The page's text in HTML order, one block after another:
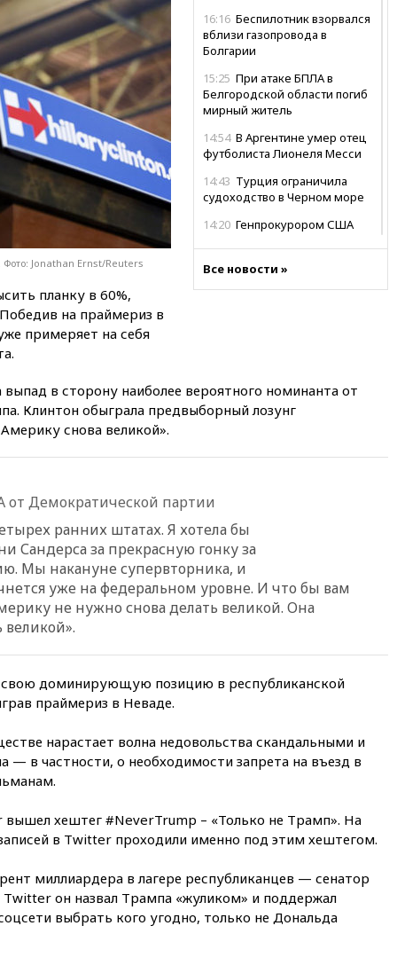
16:16 Беспилотник взорвался
вблизи газопровода в
Болгарии
15:25 При атаке БПЛА в
Белгородской области погиб
мирный житель
14:54 В Аргентине умер отец
футболиста Лионеля Месси
14:43 Турция ограничила
судоходство в Черном море
14:20 Генпрокурором США
13:37 Пляжи Геленджика
НПЗ, вызванное атакой БПЛА,
потушили
Лерчек
катера и лодки под Самарой
погибли два человека
10:27 Движение по трассе
«Новороссия» восстановлено
09:55 Силы ПВО перехватили
за утро 85 БПЛА над
09:25Ильский НПЗ на Кубани
обломков дрона
подлете к Москве
08:42 Силы ПВО сбили почти
08:16Лукашенко призвал
белорусов покупать избы в
07:30
Нигерия стала
крупнейшим поставщиком
авиатоплива в Европу
Все новости »
Jonathan Ernst/Reuters
планку в 60%,
на праймериз в
примеряет на себя
выпад в сторону наиболее вероятного номинанта от
Клинтон обыграла предвыборный лозунг
снова великой».
Демократической партии
ранних штатах. Я хотела бы
Сандерса за прекрасную гонку за
Мы накануне супервторника, и
уже на федеральном уровне. И что бы вам
не нужно снова делать великой. Она
великой».
доминирующую позицию в республиканской
праймериз в Неваде.
нарастает волна недовольства скандальными и
— в частности, о необходимости запрета на въезд в
хештег #NeverTrump – «Только не Трамп». На
в Twitter проходили именно под этим хештегом.
миллиардера в лагере республиканцев — сенатор
он назвал Трампа «жуликом» и поддержал
выбрать кого угодно, только не Дональда